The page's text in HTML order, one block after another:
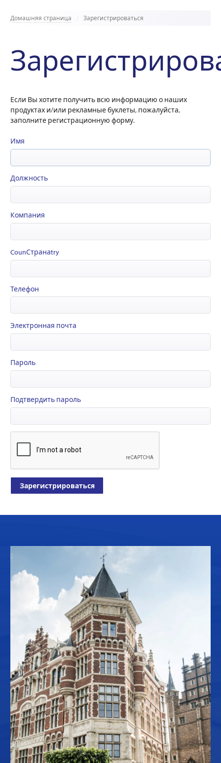
Домашняя страница Зарегистрироваться
Если Вы хотите получить всю информацию о наших
продуктах и/или рекламные буклеты, пожалуйста,
заполните регистрационную форму.
Имя
Должность
Компания
CounСтранаtry
Телефон
Электронная почта
Пароль
Подтвердить пароль
Зарегистрироваться